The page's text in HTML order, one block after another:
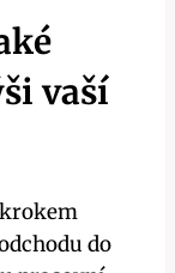
vaší
do